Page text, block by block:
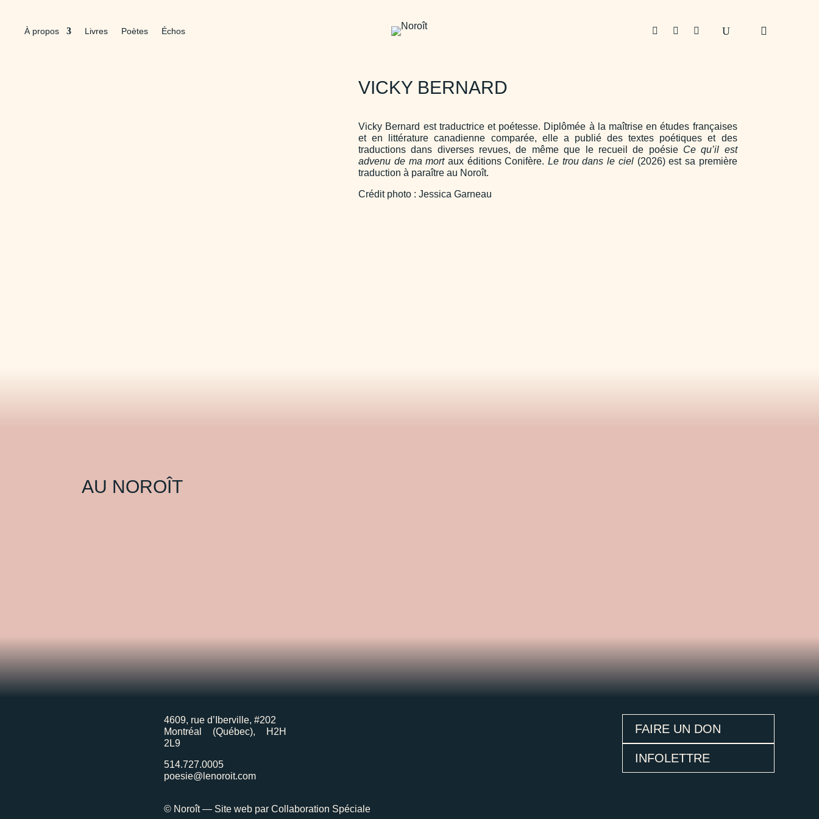
À propos Livres Poètes Échos   
VICKY BERNARD
Vicky Bernard est traductrice et poétesse. Diplômée à la maîtrise en études françaises
et en littérature canadienne comparée, elle a publié des textes poétiques et des
traductions dans diverses revues, de même que le recueil de poésie Ce qu’il est
advenu de ma mortaux éditions Conifère.Le trou dans le ciel(2026) est sa première
traduction à paraître au Noroît.
Crédit photo : Jessica Garneau
AU NOROÎT
4609, rue d’Iberville, #202
Montréal (Québec), H2H
2L9
514.727.0005
poesie@lenoroit.com
© Noroît — Site web par Collaboration Spéciale
FAIRE UN DON
INFOLETTRE